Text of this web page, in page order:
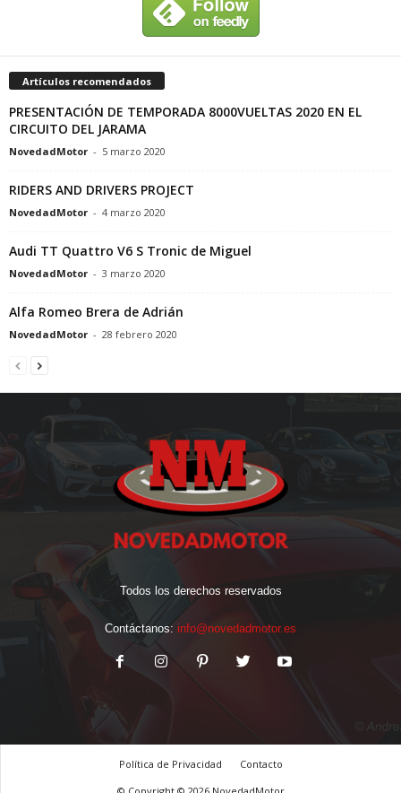
Artículos recomendados
PRESENTACIÓN DE TEMPORADA 8000VUELTAS 2020 EN EL
CIRCUITO DEL JARAMA
NovedadMotor - 5 marzo 2020
RIDERS AND DRIVERS PROJECT
NovedadMotor - 4 marzo 2020
Audi TT Quattro V6 S Tronic de Miguel
NovedadMotor - 3 marzo 2020
Alfa Romeo Brera de Adrián
NovedadMotor - 28 febrero 2020
Todos los derechos reservados
Contáctanos: info@novedadmotor.es
Política de Privacidad
Contacto